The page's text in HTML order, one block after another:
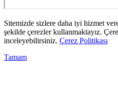
Sitemizde sizlere daha iyi hizmet
şekilde çerezler kullanmaktayız.
inceleyebilirsiniz. Çerez Politikası
Tamam